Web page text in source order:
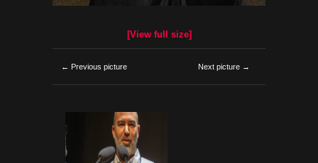
[View full size]
← Previous picture Next picture →